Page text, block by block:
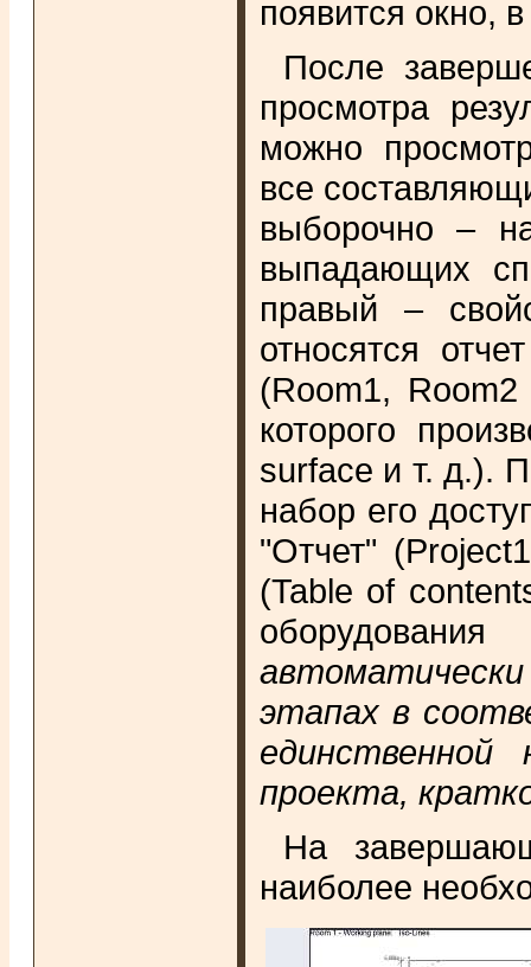
появится окно,
После
просмотра
можно
все
выборочно –
выпадающих
правый –
относятся
(Room1,
которого
surface и т. д.).
набор его
"Отчет"
(Table of
этапах в
проекта,
На
наиболее